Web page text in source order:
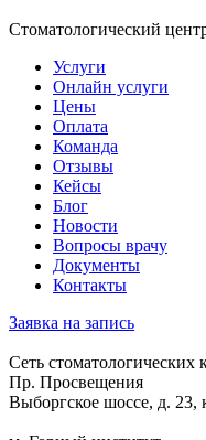
Стоматологический
Услуги
Онлайн услуги
Цены
Оплата
Команда
Отзывы
Кейсы
Блог
Новости
Вопросы врачу
Документы
Контакты
Заявка на запись
Сеть стоматологических
Пр. Просвещения
Выборгское шоссе, д. 23,